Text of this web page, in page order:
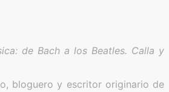
de Bach a los Beatles. Calla y
bloguero y escritor originario de